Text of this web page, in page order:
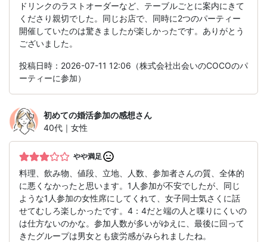
ドリンクのラストオーダーなど、テーブルごとに案内にきて
くださり親切でした。同じお店で、同時に2つのパーティー
開催していたのは驚きましたが楽しかったです。ありがとう
ございました。
投稿日時：2026-07-11 12:06（株式会社出会いのCOCOのパ
ーティーに参加）
初めての婚活参加の感想さん
40代｜女性
やや満足
料理、飲み物、値段、立地、人数、参加者さんの質、全体的
に悪くなかったと思います。1人参加が不安でしたが、同じ
ような1人参加の女性席にしてくれて、女子同士気さくに話
せてむしろ楽しかったです。4：4だと端の人と喋りにくいの
は仕方ないのかな。参加人数が多いがゆえに、最後に回って
きたグループは男女とも疲労感がみられましたね。